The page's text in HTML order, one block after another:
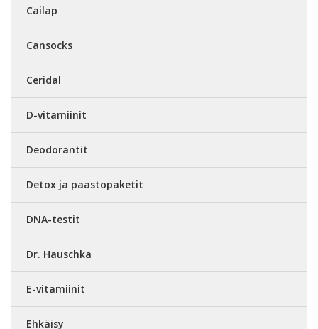
Cailap
Cansocks
Ceridal
D-vitamiinit
Deodorantit
Detox ja paastopaketit
DNA-testit
Dr. Hauschka
E-vitamiinit
Ehkäisy